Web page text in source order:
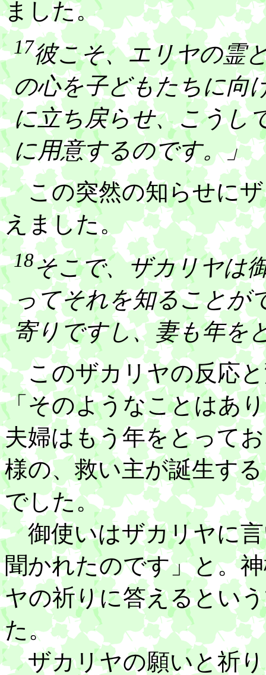
ました。
17彼こそ、エリヤの霊
の心を子どもたちに向
に立ち戻らせ、こうし
に用意するのです。」
この突然の知らせにザ
えました。
18そこで、ザカリヤは
ってそれを知ることが
寄りですし、妻も年を
このザカリヤの反応と
「そのようなことはあ
夫婦はもう年をとって
様の、救い主が誕生す
でした。
御使いはザカリヤに言
聞かれたのです」と。
ヤの祈りに答えるとい
た。
ザカリヤの願いと祈り